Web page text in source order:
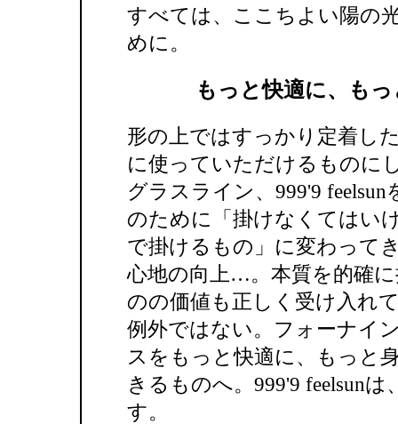
すべては、ここちよい陽の
めに。
もっと快適に、も
形の上ではすっかり定着し
に使っていただけるものに
グラスライン、999'9
のために「掛けなくてはい
で掛けるもの」に変わって
心地の向上…。本質を的確
のの価値も正しく受け入れ
例外ではない。フォーナイ
スをもっと快適に、もっと
きるものへ。999'9 feelsun
す。